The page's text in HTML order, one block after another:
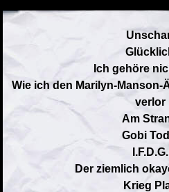
Ich gehöre
Wie ich den Marilyn-
verlor
Am
Gobi
I.F.D.G.
Der ziemlich
Krieg